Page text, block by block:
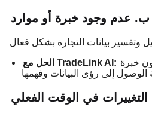
ب. عدم وجود خبرة أو موارد
الحل مع TradeLink AI: خبرة
التغييرات في الوقت الفعلي